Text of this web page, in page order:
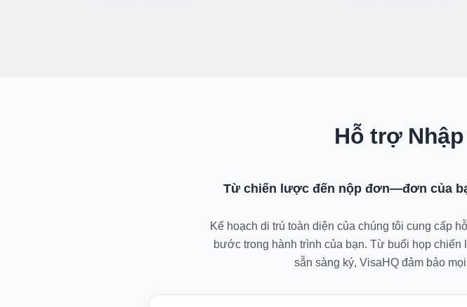
Hỗ trợ
Từ chiến lược đến nộp đơn—đơn của
Kế hoạch di trú toàn diện của chúng tôi cung cấp
bước trong hành trình của bạn. Từ buổi họp
sẵn sàng ký, VisaHQ đảm bảo